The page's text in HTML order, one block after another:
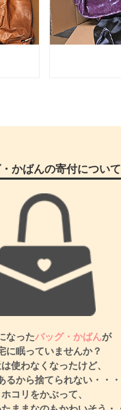
かばんの寄付について
なったバッグ・かばんが
に眠っていませんか？
使わなくなったけど、
るから捨てられない・・・
ホコリをかぶって、